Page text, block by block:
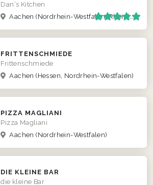
Dan‘s Kitchen
Aachen(Nordrhein-Westfalen, Rheinland-Pfalz, Saarland)
FRITTENSCHMIEDE
Frittenschmiede
Aachen(Hessen, Nordrhein-Westfalen)
PIZZA MAGLIANI
Pizza Magliani
Aachen(Nordrhein-Westfalen)
DIE KLEINE BAR
die kleine Bar